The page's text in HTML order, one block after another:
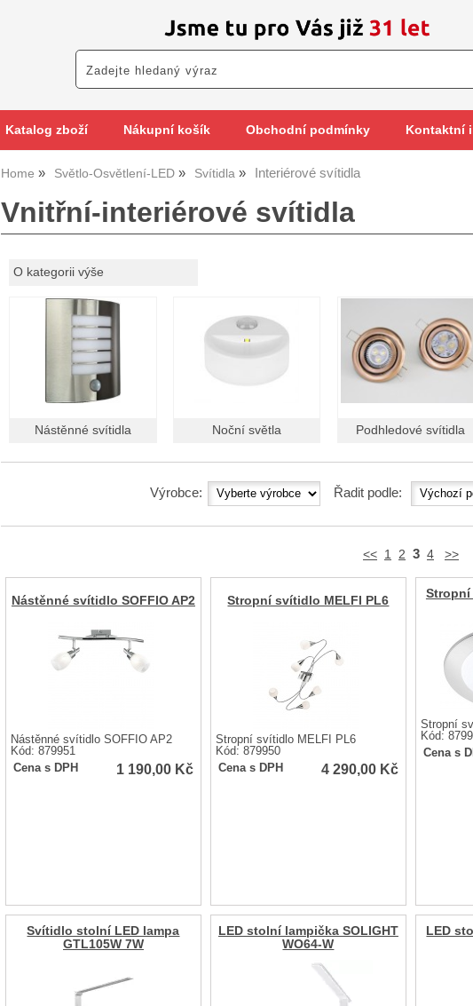
Katalog zboží Nákupní košík Obchodní podmínky Kontaktní
Home Světlo-Osvětlení-LED Svítidla Interiérové svítidla
Vnitřní-interiérové svítidla
O kategorii výše
Nástěnné svítidla Noční světla Podhledové svítidla
Výrobce: Řadit podle:
<< 1 2 3 4 >>
Nástěnné svítidlo SOFFIO AP2
Nástěnné svítidlo SOFFIO AP2
Kód: 879951
Cena s DPH
1 190,00 Kč
Stropní svítidlo MELFI PL6
Stropní svítidlo MELFI PL6
Kód: 879950
Cena s DPH
4 290,00 Kč
Stropní
Stropní
Kód:
Cena s
Svítidlo stolní LED lampa
GTL105W 7W
LED stolní lampička SOLIGHT
WO64-W
LED